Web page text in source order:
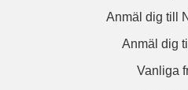
Anmäl dig till
Anmäl dig
Vanliga